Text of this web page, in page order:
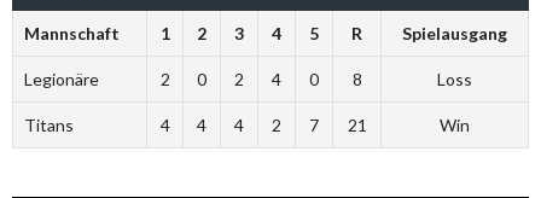
Mannschaft 1 2 3 4 5 R Spielausgang
Legionäre 2 0 2 4 0 8 Loss
Titans 4 4 4 2 7 21 Win